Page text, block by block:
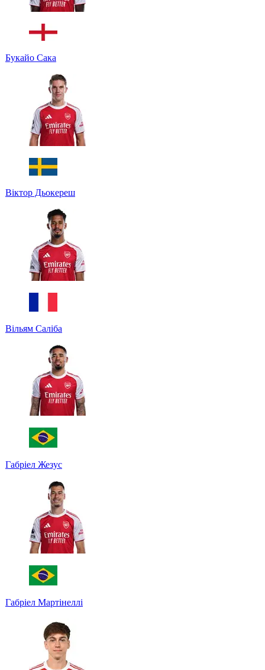
Букайо Сака
Віктор Дьокереш
Вільям Саліба
Габріел Жезус
Габріел Мартінеллі